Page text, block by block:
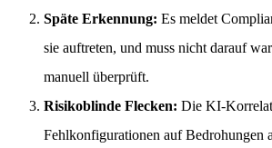
Späte Erkennung: Es meldet
sie auftreten, und muss nicht darauf
manuell überprüft.
Risikoblinde Flecken: Die KI-
Fehlkonfigurationen auf Bedrohungen